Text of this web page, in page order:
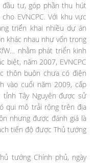
đầu tư, góp phần thu hút
EVNCPC. Với khu vực
triển khai nhiều dự án
khác nhau như vốn trong
nhằm phát triển kinh
biệt, năm 2007, EVNCPC
thôn buôn chưa có điện
vào cuối năm 2009, cấp
Tây Nguyên được sử
qui mô trải rộng trên địa
nhưng được đánh giá là
tiến độ được Thủ tướng
tướng Chính phủ, ngày